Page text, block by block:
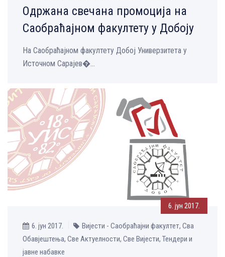
Одржана свечана промоција на
Саобраћајном факултету у Добоју
На Саобраћајном факултету Добој Универзитета у
Источном Сарајев�...
6. јун 2017.
6. јун 2017.
Вијести - Саобраћајни факултет, Сва
Обавјештења, Све Aктуелности, Све Вијести, Тендери и
јавне набавке